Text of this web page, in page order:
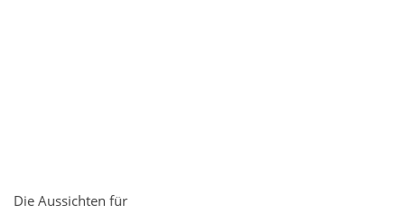
Die Aussichten für